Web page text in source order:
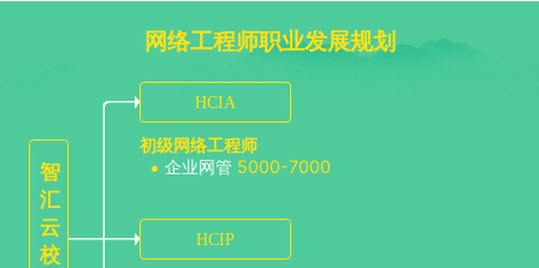
网络工程师职业发展规划
智
汇
云
校
HCIA
初级网络工程师
企业网管 5000-7000
HCIP